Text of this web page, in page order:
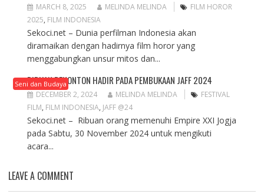
MARCH 8, 2025 MELINDA MELINDA
FILM HOROR
2025, FILM INDONESIA
Sekoci.net – Dunia perfilman Indonesia akan
diramaikan dengan hadirnya film horor yang
menggabungkan unsur mitos dan...
Seni dan Budaya
RIBUAN PENONTON HADIR PADA PEMBUKAAN JAFF 2024
DECEMBER 2, 2024 MELINDA MELINDA
FESTIVAL
FILM, FILM INDONESIA, JAFF @24
Sekoci.net – Ribuan orang memenuhi Empire XXI Jogja
pada Sabtu, 30 November 2024 untuk mengikuti
acara...
LEAVE A COMMENT